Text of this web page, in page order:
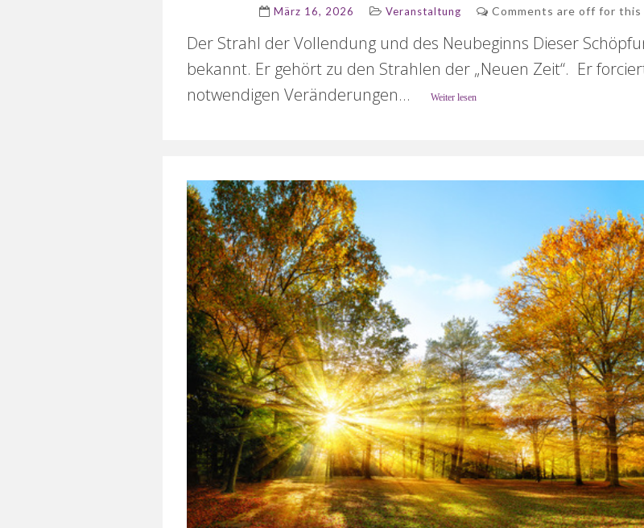
März 16, 2026 Veranstaltung Comments are off for this
Der Strahl der Vollendung und des Neubeginns Dieser
bekannt. Er gehört zu den Strahlen der „Neuen Zeit“. Er
notwendigen Veränderungen...
Weiter lesen